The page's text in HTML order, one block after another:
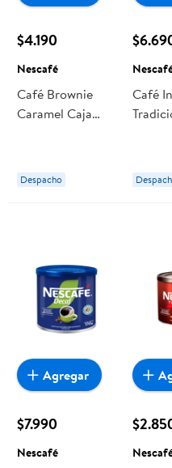
$4.190
Nescafé
Café Brownie
Caramel Caja
Despacho
Café
$7.990
Nescafé
Agregar